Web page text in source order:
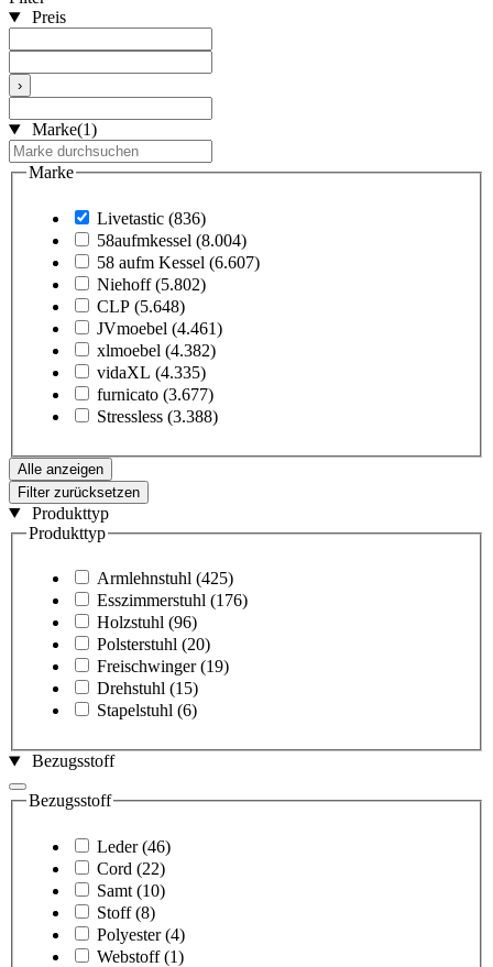
Preis
›
Marke(1)
Marke
Livetastic (836)
58aufmkessel (8.004)
58 aufm Kessel (6.607)
Niehoff (5.802)
CLP (5.648)
JVmoebel (4.461)
xlmoebel (4.382)
vidaXL (4.335)
furnicato (3.677)
Stressless (3.388)
Alle anzeigen
Filter zurücksetzen
Produkttyp
Produkttyp
Armlehnstuhl (425)
Esszimmerstuhl (176)
Holzstuhl (96)
Polsterstuhl (20)
Freischwinger (19)
Drehstuhl (15)
Stapelstuhl (6)
Bezugsstoff
Bezugsstoff
Leder (46)
Cord (22)
Samt (10)
Stoff (8)
Polyester (4)
Webstoff (1)